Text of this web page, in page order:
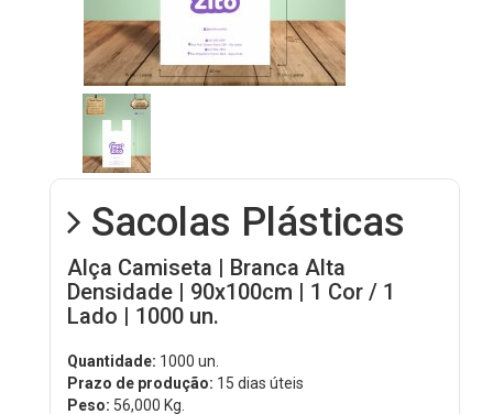
Sacolas Plásticas
Alça Camiseta | Branca Alta
Densidade | 90x100cm | 1 Cor / 1
Lado | 1000 un.
Quantidade: 1000 un.
Prazo de produção: 15 dias úteis
Peso: 56,000 Kg.